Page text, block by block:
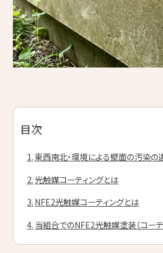
目次
東西南北・環境による壁面の汚染の
光触媒コーティングとは
NFE2光触媒コーティングとは
当組合でのNFE2光触媒塗装（コー